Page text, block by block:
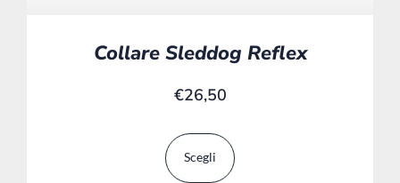
Collare Sleddog Reflex
€26,50
Scegli